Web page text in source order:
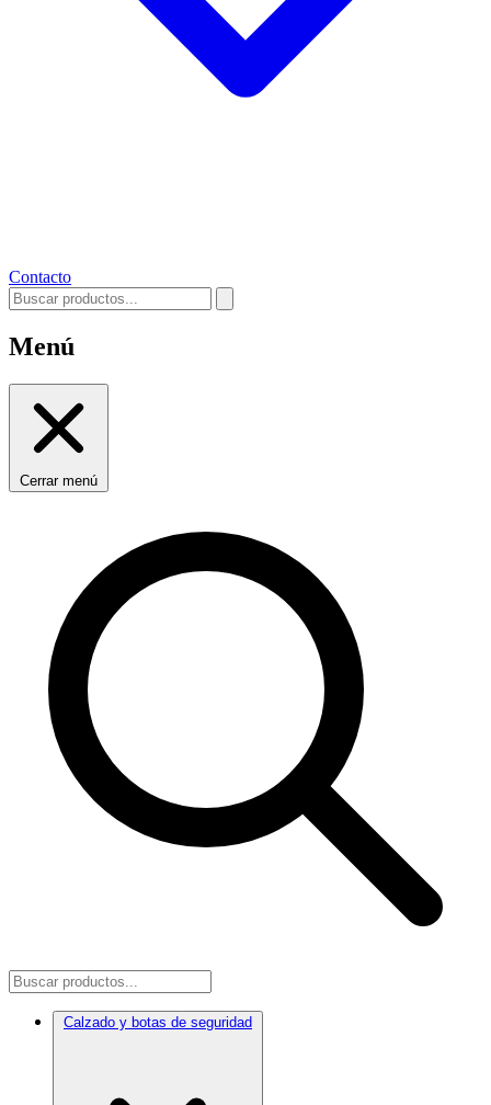
Contacto
Menú
Cerrar menú
Calzado y botas de seguridad